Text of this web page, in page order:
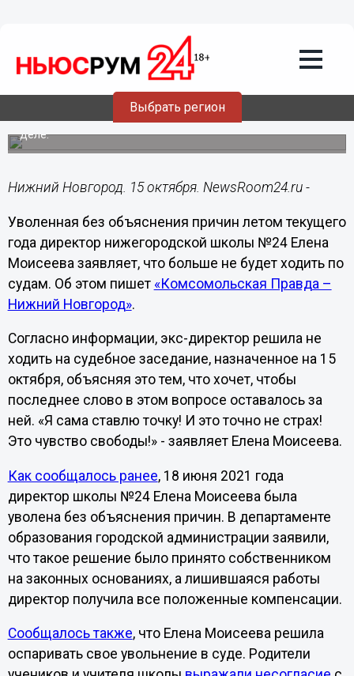
Выбрать регион
15.10.202106:30
Уволенная директор нижегородской
школы №24 решила не ходить в суд
По ее словам, она сама хочет поставить точку в этом
деле.
Нижний Новгород. 15 октября. NewsRoom24.ru -
Уволенная без объяснения причин летом текущего
года директор нижегородской школы №24 Елена
Моисеева заявляет, что больше не будет ходить по
судам. Об этом пишет «Комсомольская Правда –
Нижний Новгород».
Согласно информации, экс-директор решила не
ходить на судебное заседание, назначенное на 15
октября, объясняя это тем, что хочет, чтобы
последнее слово в этом вопросе оставалось за
ней. «Я сама ставлю точку! И это точно не страх!
Это чувство свободы!» - заявляет Елена Моисеева.
Как сообщалось ранее, 18 июня 2021 года
директор школы №24 Елена Моисеева была
уволена без объяснения причин. В департаменте
образования городской администрации заявили,
что такое решение было принято собственником
на законных основаниях, а лишившаяся работы
директор получила все положенные компенсации.
Сообщалось также, что Елена Моисеева решила
оспаривать свое увольнение в суде. Родители